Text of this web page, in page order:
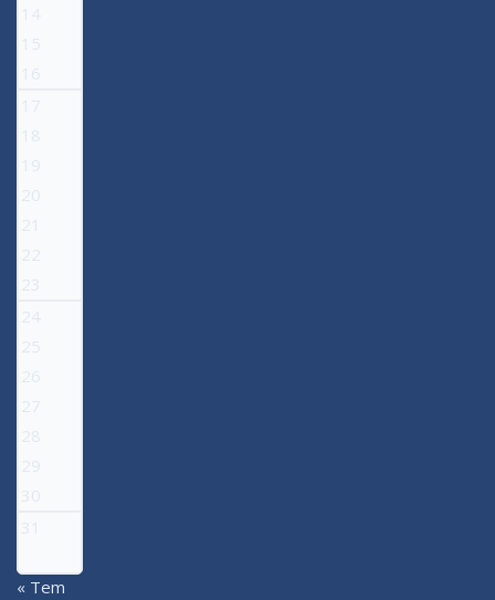
14
15
16
17
18
19
20
21
22
23
24
25
26
27
28
29
30
31
« Tem